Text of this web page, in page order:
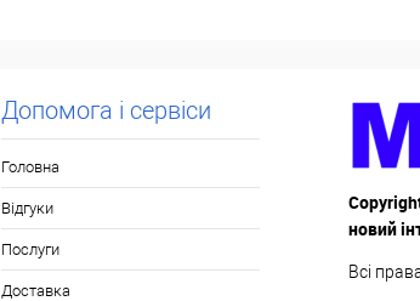
У обране
В наявності
У обране
Допомога і сервіси
Головна
Відгуки
Послуги
Доставка
новий
Всі